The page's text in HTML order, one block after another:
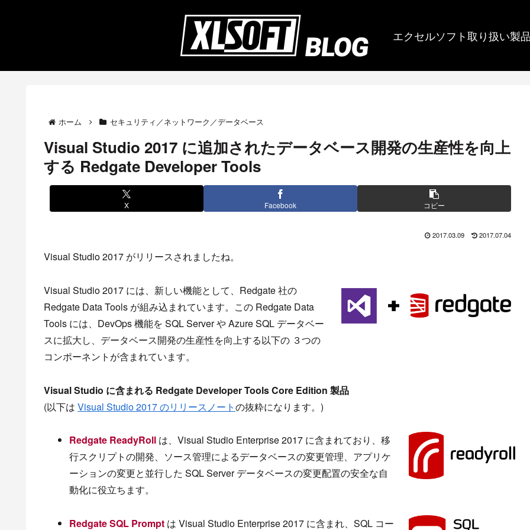
エクセルソフト取り扱い製
ホーム セキュリティ／ネットワーク／データベース
Visual Studio 2017 に追加されたデータベース開発の生産性を向上
する Redgate Developer Tools
X Facebook コピー
2017.03.09 2017.07.04
Visual Studio 2017 がリリースされましたね。
Visual Studio 2017 には、新しい機能として、Redgate 社の
Redgate Data Tools が組み込まれています。この Redgate Data
Tools には、DevOps 機能を SQL Server や Azure SQL データベー
スに拡大し、データベース開発の生産性を向上する以下の ３つの
コンポーネントが含まれています。
Visual Studio に含まれる Redgate Developer Tools Core Edition 製品
(以下は Visual Studio 2017 のリリースノートの抜粋になります。)
Redgate ReadyRoll は、Visual Studio Enterprise 2017 に含まれており、移
行スクリプトの開発、ソース管理によるデータベースの変更管理、アプリケ
ーションの変更と並行した SQL Server データベースの変更配置の安全な自
動化に役立ちます。
Redgate SQL Prompt は Visual Studio Enterprise 2017 に含まれ、SQL コー